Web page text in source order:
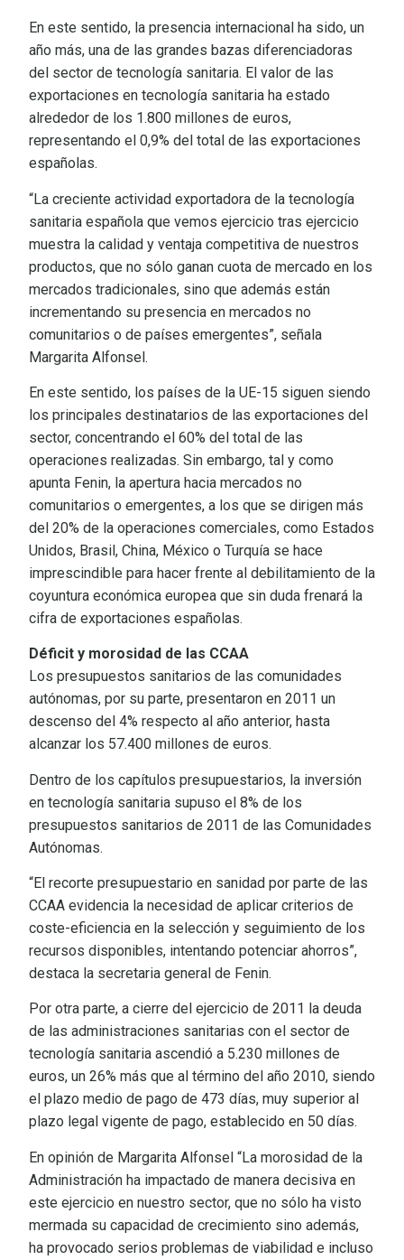
En este sentido, la presencia internacional ha sido, un
año más, una de las grandes bazas diferenciadoras
del sector de tecnología sanitaria. El valor de las
exportaciones en tecnología sanitaria ha estado
alrededor de los 1.800 millones de euros,
representando el 0,9% del total de las exportaciones
españolas.
“La creciente actividad exportadora de la tecnología
sanitaria española que vemos ejercicio tras ejercicio
muestra la calidad y ventaja competitiva de nuestros
productos, que no sólo ganan cuota de mercado en los
mercados tradicionales, sino que además están
incrementando su presencia en mercados no
comunitarios o de países emergentes”, señala
Margarita Alfonsel.
En este sentido, los países de la UE-15 siguen siendo
los principales destinatarios de las exportaciones del
sector, concentrando el 60% del total de las
operaciones realizadas. Sin embargo, tal y como
apunta Fenin, la apertura hacia mercados no
comunitarios o emergentes, a los que se dirigen más
del 20% de la operaciones comerciales, como Estados
Unidos, Brasil, China, México o Turquía se hace
imprescindible para hacer frente al debilitamiento de la
coyuntura económica europea que sin duda frenará la
cifra de exportaciones españolas.
Déficit y morosidad de las CCAA
Los presupuestos sanitarios de las comunidades
autónomas, por su parte, presentaron en 2011 un
descenso del 4% respecto al año anterior, hasta
alcanzar los 57.400 millones de euros.
Dentro de los capítulos presupuestarios, la inversión
en tecnología sanitaria supuso el 8% de los
presupuestos sanitarios de 2011 de las Comunidades
Autónomas.
“El recorte presupuestario en sanidad por parte de las
CCAA evidencia la necesidad de aplicar criterios de
coste-eficiencia en la selección y seguimiento de los
recursos disponibles, intentando potenciar ahorros”,
destaca la secretaria general de Fenin.
Por otra parte, a cierre del ejercicio de 2011 la deuda
de las administraciones sanitarias con el sector de
tecnología sanitaria ascendió a 5.230 millones de
euros, un 26% más que al término del año 2010, siendo
el plazo medio de pago de 473 días, muy superior al
plazo legal vigente de pago, establecido en 50 días.
En opinión de Margarita Alfonsel “La morosidad de la
Administración ha impactado de manera decisiva en
este ejercicio en nuestro sector, que no sólo ha visto
mermada su capacidad de crecimiento sino además,
ha provocado serios problemas de viabilidad e incluso